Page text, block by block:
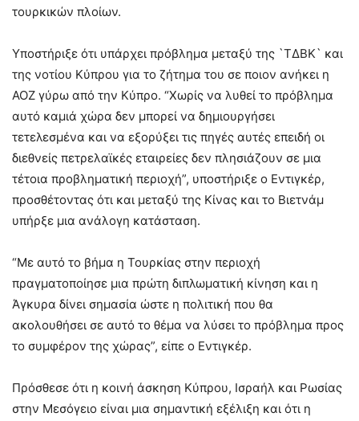
τουρκικών πλοίων.
Υποστήριξε ότι υπάρχει πρόβλημα μεταξύ της `ΤΔΒΚ` και
της νοτίου Κύπρου για το ζήτημα του σε ποιον ανήκει η
ΑΟΖ γύρω από την Κύπρο. “Χωρίς να λυθεί το πρόβλημα
αυτό καμιά χώρα δεν μπορεί να δημιουργήσει
τετελεσμένα και να εξορύξει τις πηγές αυτές επειδή οι
διεθνείς πετρελαϊκές εταιρείες δεν πλησιάζουν σε μια
τέτοια προβληματική περιοχή”, υποστήριξε ο Εντιγκέρ,
προσθέτοντας ότι και μεταξύ της Κίνας και το Βιετνάμ
υπήρξε μια ανάλογη κατάσταση.
“Με αυτό το βήμα η Τουρκίας στην περιοχή
πραγματοποίησε μια πρώτη διπλωματική κίνηση και η
Άγκυρα δίνει σημασία ώστε η πολιτική που θα
ακολουθήσει σε αυτό το θέμα να λύσει το πρόβλημα προς
το συμφέρον της χώρας”, είπε ο Εντιγκέρ.
Πρόσθεσε ότι η κοινή άσκηση Κύπρου, Ισραήλ και Ρωσίας
στην Μεσόγειο είναι μια σημαντική εξέλιξη και ότι η